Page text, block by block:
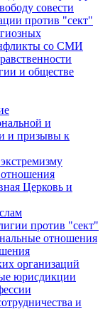
совести
против "сект"
со СМИ
и обществе
и
и призывы к
Церковь и
против "сект"
отношения
организаций
юрисдикции
и